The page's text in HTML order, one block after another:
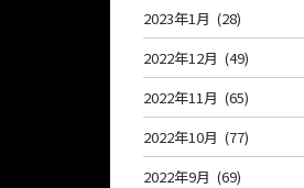
2023年1月 (28)
2022年12月 (49)
2022年11月 (65)
2022年10月 (77)
2022年9月 (69)